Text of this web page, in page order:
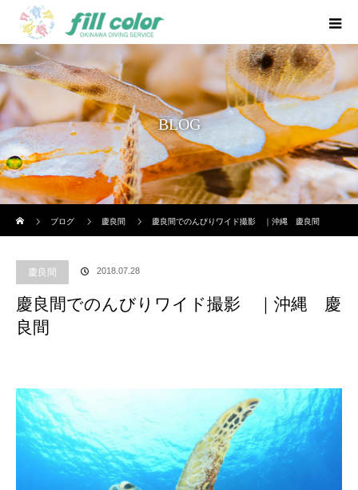
BLOG
ブログ
慶良間 慶良間でのんびりワイド撮影 ｜沖縄 慶良間
慶良間 2018.07.28
慶良間でのんびりワイド撮影 ｜沖縄 慶
良間